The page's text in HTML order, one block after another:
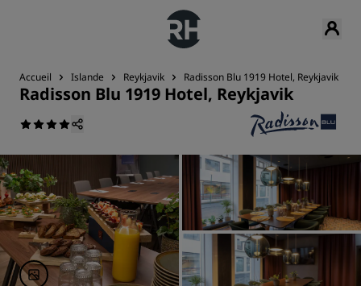
Accueil Islande Reykjavik Radisson Blu 1919 Hotel, Reykjavik
Radisson Blu 1919 Hotel, Reykjavik